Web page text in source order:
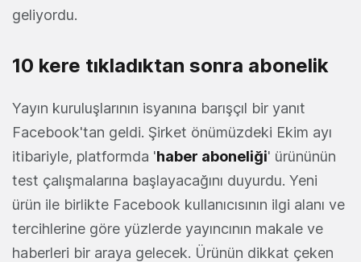
geliyordu.
10 kere tıkladıktan sonra abonelik
Yayın kuruluşlarının isyanına barışçıl bir yanıt
Facebook'tan geldi. Şirket önümüzdeki Ekim ayı
itibariyle, platformda 'haber aboneliği' ürününün
test çalışmalarına başlayacağını duyurdu. Yeni
ürün ile birlikte Facebook kullanıcısının ilgi alanı ve
tercihlerine göre yüzlerde yayıncının makale ve
haberleri bir araya gelecek. Ürünün dikkat çeken